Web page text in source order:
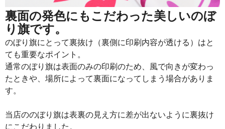
裏面の発色にもこだわった美しいのぼ
り旗です。
のぼり旗にとって裏抜け（裏側に印刷内容が透ける）はと
ても重要なポイント。
通常のぼり旗は表面のみの印刷のため、風で向きが変わっ
たときや、場所によって裏面になってしまう場合がありま
す。
当店ののぼり旗は表裏の見え方に差が出ないように裏抜け
にこだわりました。